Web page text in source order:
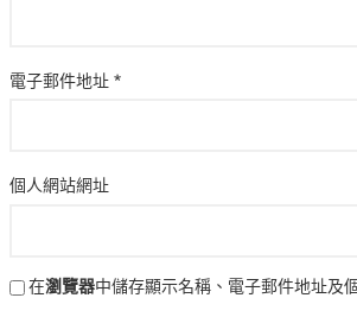
電子郵件地址 *
個人網站網址
在瀏覽器中儲存顯示名稱、電子郵件地址及